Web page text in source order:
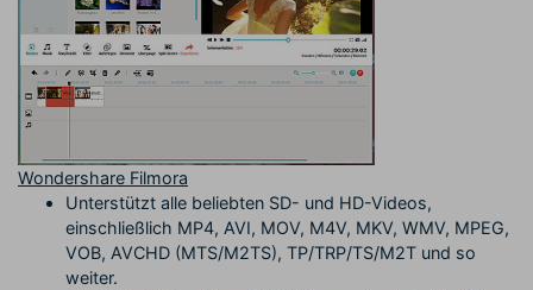
Wondershare Filmora
Unterstützt alle beliebten SD- und HD-Videos,
einschließlich MP4, AVI, MOV, M4V, MKV, WMV, MPEG,
VOB, AVCHD (MTS/M2TS), TP/TRP/TS/M2T und so
weiter.